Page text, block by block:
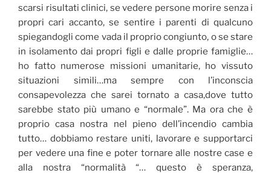
scarsi risultati clinici, se vedere persone morire senza i
propri cari accanto, se sentire i parenti di qualcuno
spiegandogli come vada il proprio congiunto, o se stare
in isolamento dai propri figli e dalle proprie famiglie…
ho fatto numerose missioni umanitarie, ho vissuto
situazioni simili…ma sempre con l’inconscia
consapevolezza che sarei tornato a casa,dove tutto
sarebbe stato più umano e “normale”. Ma ora che è
proprio casa nostra nel pieno dell’incendio cambia
tutto… dobbiamo restare uniti, lavorare e supportarci
per vedere una fine e poter tornare alle nostre case e
alla nostra “normalità “… questo è speranza,